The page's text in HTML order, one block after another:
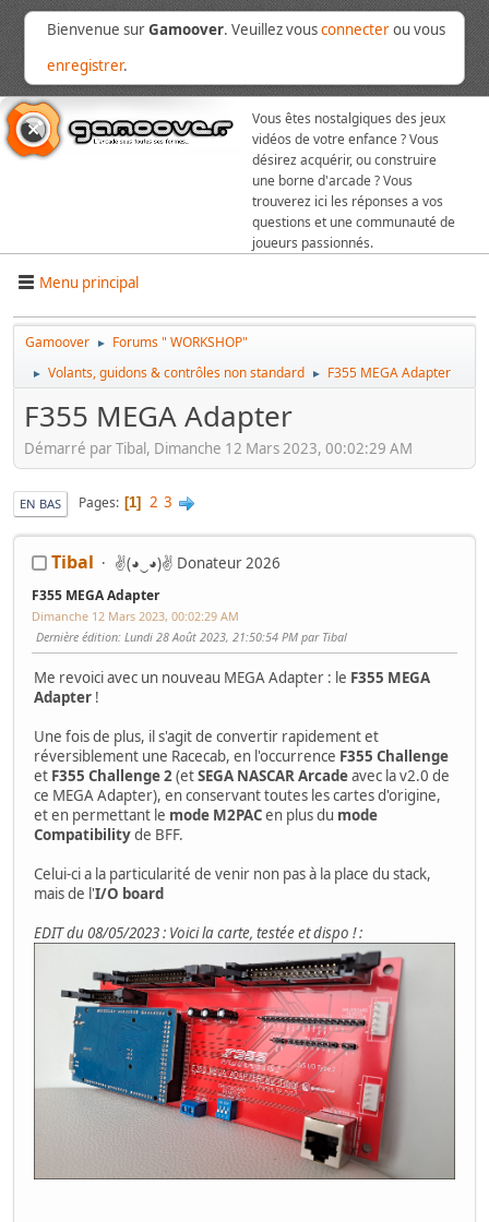
Bienvenue surGamoover. Veuillez vousconnecterou vous
enregistrer.
Vous êtes nostalgiques des jeux
vidéos de votre enfance ? Vous
désirez acquérir, ou construire
une borne d'arcade ? Vous
trouverez ici les réponses a vos
questions et une communauté de
joueurs passionnés.
Menu principal
Gamoover ► Forums " WORKSHOP"
► Volants, guidons & contrôles non standard ► F355 MEGA Adapter
F355 MEGA Adapter
Démarré par Tibal, Dimanche 12 Mars 2023, 00:02:29 AM
EN BAS Pages 1 2 3
Tibal ✌(◕‿◕)✌ Donateur 2026
F355 MEGA Adapter
Dimanche 12 Mars 2023, 00:02:29 AM
Dernière édition: Lundi 28 Août 2023, 21:50:54 PM par Tibal
Me revoici avec un nouveau MEGA Adapter : le F355 MEGA
Adapter !
Une fois de plus, il s'agit de convertir rapidement et
réversiblement une Racecab, en l'occurrence F355 Challenge
et F355 Challenge 2(etSEGA NASCAR Arcadeavec la v2.0 de
ce MEGA Adapter), en conservant toutes les cartes d'origine,
et en permettant le mode M2PACen plus du mode
Compatibilityde BFF.
Celui-ci a la particularité de venir non pas à la place du stack,
mais de l'I/O board
EDIT du 08/05/2023 : Voici la carte, testée et dispo ! :